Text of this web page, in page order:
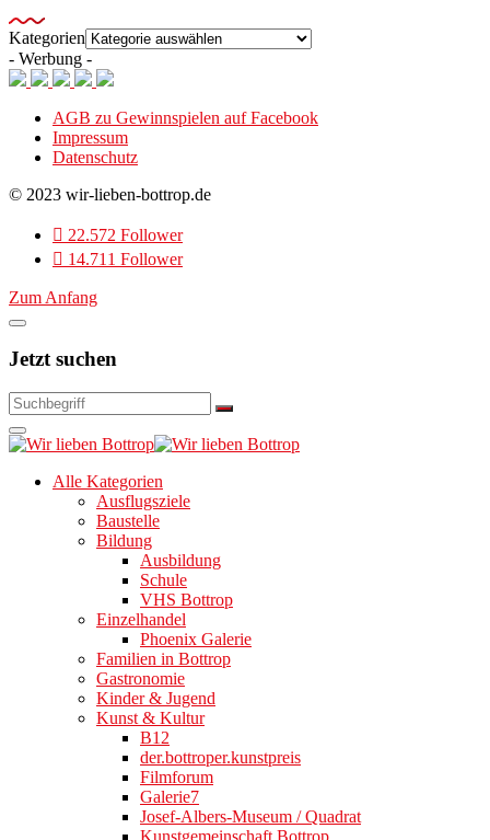
Kategorien
- Werbung -
AGB zu Gewinnspielen auf Facebook
Impressum
Datenschutz
© 2023 wir-lieben-bottrop.de
22.572 Follower
14.711 Follower
Zum Anfang
Jetzt suchen
Alle Kategorien
Ausflugsziele
Baustelle
Bildung
Ausbildung
Schule
VHS Bottrop
Einzelhandel
Phoenix Galerie
Familien in Bottrop
Gastronomie
Kinder & Jugend
Kunst & Kultur
B12
der.bottroper.kunstpreis
Filmforum
Galerie7
Josef-Albers-Museum / Quadrat